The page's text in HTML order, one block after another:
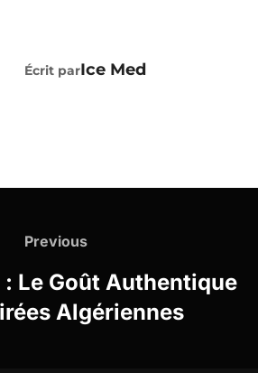
Écrit parIce Med
Previous
Previous
Le Goût Authentique
Algériennes